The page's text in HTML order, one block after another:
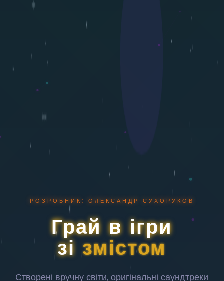
РОЗРОБНИК: ОЛЕКСАНДР СУХОРУКОВ
Грай в ігри
зі змістом
Створені вручну світи, оригінальні саундтреки